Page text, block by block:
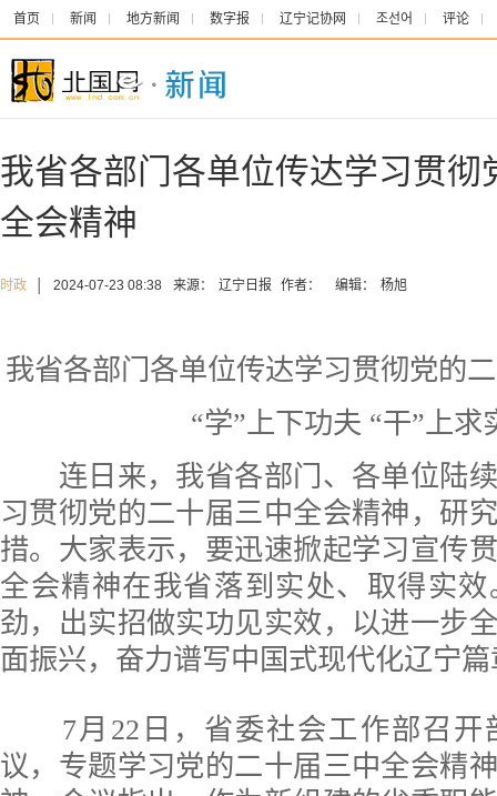
首页 新闻 地方新闻 数字报 辽宁记协网 조선어 评论
我省各部门各单位传达学习贯彻
全会精神
时政 2024-07-23 08:38 来源： 辽宁日报 作者： 编辑： 杨旭
我省各部门各单位传达学习贯彻党的
“学”上下功夫 “干”上求
连日来，我省各部门、各单位陆续
习贯彻党的二十届三中全会精神，研
措。大家表示，要迅速掀起学习宣传
全会精神在我省落到实处、取得实
劲，出实招做实功见实效，以进一步
面振兴，奋力谱写中国式现代化辽宁
7月22日，省委社会工作部召开
议，专题学习党的二十届三中全会精